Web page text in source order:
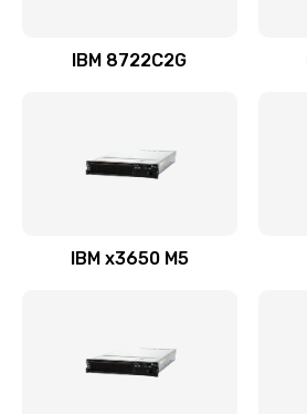
IBM 8722C2G
IBM x3650 M5